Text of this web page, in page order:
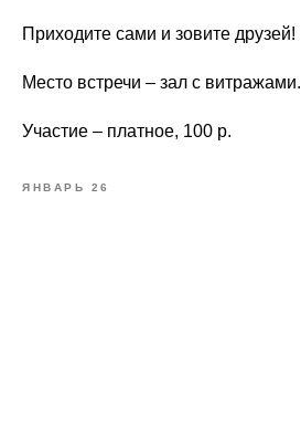
Приходите сами и зовите друзей!
Место встречи – зал с витражами.
Участие – платное, 100 р.
ЯНВАРЬ 26